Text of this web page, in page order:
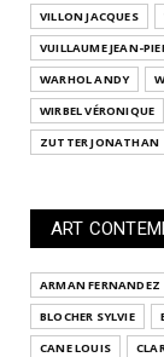
VILLON JACQUES
VUILLAUME JEAN-
WARHOL ANDY
WIRBEL VÉRONIQUE
ZUTTER JONATHAN
ART
ARMAN FERNANDEZ
BLOCHER SYLVIE
CANE LOUIS